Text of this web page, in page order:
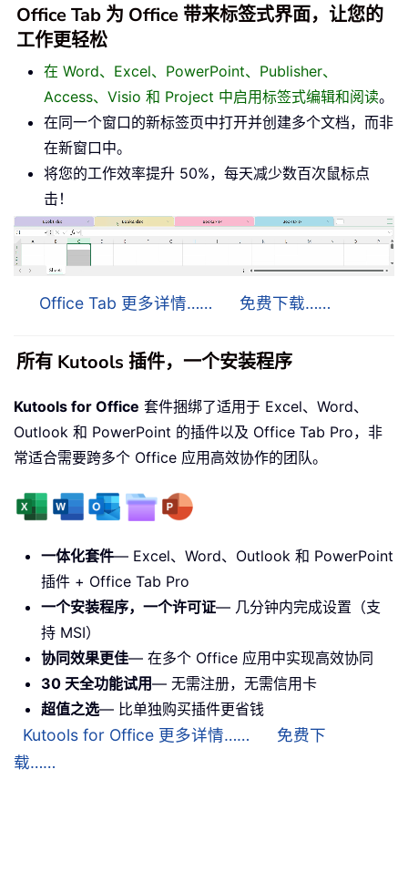
Office Tab 为 Office 带来标签式界面，让您的
工作更轻松
在 Word、Excel、PowerPoint、Publisher、
Access、Visio 和 Project 中启用标签式编辑和阅读。
在同一个窗口的新标签页中打开并创建多个文档，而非
在新窗口中。
将您的工作效率提升 50%，每天减少数百次鼠标点
击！
Office Tab 更多详情…… 免费下载……
所有 Kutools 插件，一个安装程序
Kutools for Office 套件捆绑了适用于 Excel、Word、
Outlook 和 PowerPoint 的插件以及 Office Tab Pro，非
常适合需要跨多个 Office 应用高效协作的团队。
一体化套件— Excel、Word、Outlook 和 PowerPoint
插件 + Office Tab Pro
一个安装程序，一个许可证— 几分钟内完成设置（支
持 MSI）
协同效果更佳— 在多个 Office 应用中实现高效协同
30 天全功能试用— 无需注册，无需信用卡
超值之选— 比单独购买插件更省钱
Kutools for Office 更多详情……
免费下
载……